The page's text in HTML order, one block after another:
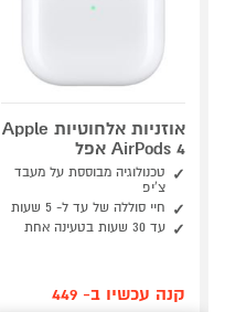
אוזניות אלחוטיות Apple
AirPods 4 אפל
טכנולוגיה מבוססת על מעבד
צ'יפ
חיי סוללה של עד ל- 5 שעות
עד 30 שעות בטעינה אחת
קנה עכשיו ב- 449